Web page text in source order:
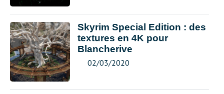
Skyrim Special Edition : des
textures en 4K pour
Blancherive
02/03/2020